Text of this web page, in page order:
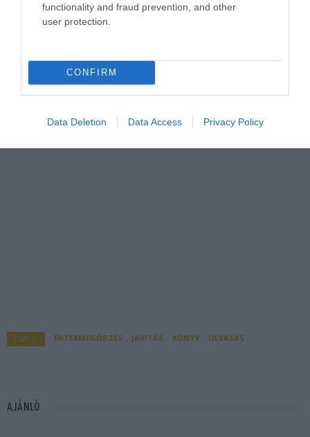
functionality and fraud prevention, and other
user protection.
CONFIRM
Data Deletion Data Access Privacy Policy
CÍMKE: ÉRTÉKMEGŐRZÉS JAVÍTÁS KÖNYV OLVASÁS
AJÁNLÓ